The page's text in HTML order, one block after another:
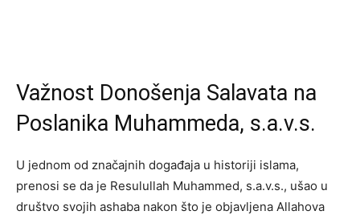
Važnost Donošenja Salavata na
Poslanika Muhammeda, s.a.v.s.
U jednom od značajnih događaja u historiji islama,
prenosi se da je Resulullah Muhammed, s.a.v.s., ušao u
društvo svojih ashaba nakon što je objavljena Allahova